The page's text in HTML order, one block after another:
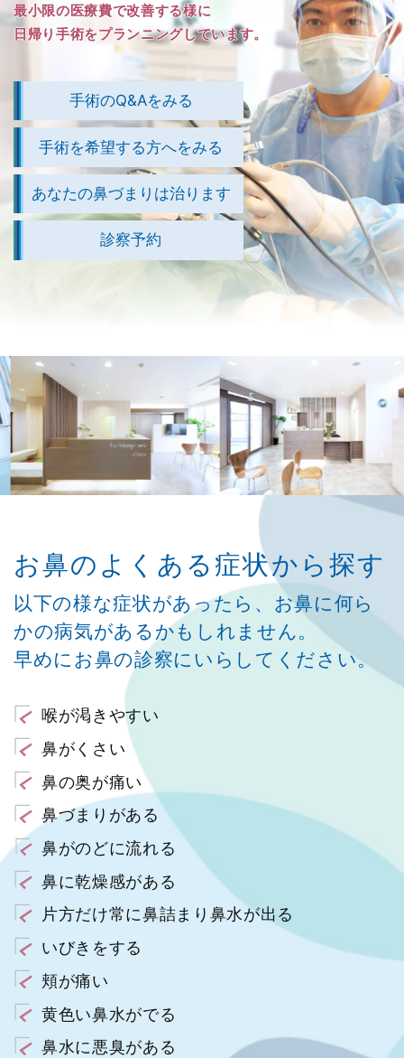
最小限の医療費で改善する様に
日帰り手術をプランニングしています。
手術のQ&Aをみる
手術を希望する方へをみる
あなたの鼻づまりは治ります
診察予約
お鼻のよくある症状から探す
以下の様な症状があったら、お鼻に何ら
かの病気があるかもしれません。
早めにお鼻の診察にいらしてください。
喉が渇きやすい
鼻がくさい
鼻の奥が痛い
鼻づまりがある
鼻がのどに流れる
鼻に乾燥感がある
片方だけ常に鼻詰まり鼻水が出る
いびきをする
頬が痛い
黄色い鼻水がでる
鼻水に悪臭がある